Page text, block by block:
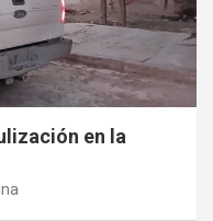
en la